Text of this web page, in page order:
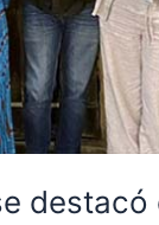
destacó